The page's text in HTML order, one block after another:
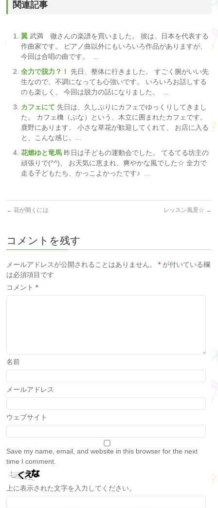
関連記事
翼武満 徹さんの楽譜を買いました。 彼は、日本を代表する
作曲家です。 ピアノ曲以外にもいろいろ作品がありますが、
今回は合唱の曲です。 ...
全力で脱力？！ 先日、整体に行きました。 すごく腕がいい先
生なので、不調になっても心強いです。 いろいろお話しする
のも楽しく、 今回は脱力の話になりました。 ...
カフェにて 先日は、久しぶりにカフェでゆっくりしてきまし
た。 カフェ橅（ぶな）という、木立に囲まれたカフェです。
鹿野にあります。 小さな草花が歓迎してくれて、 お店に入る
と、こんな感じ。...
花燃ゆと竜馬 昨日は子どもの運動会でした。 てるてる坊主の
頑張りで(^^)、 お天気に恵まれ、爽やかな風でした☆ 全力で
走る子どもたち、かっこよかったです♪ ...
← 花が開くには レッスン風景☆ →
コメントを残す
メールアドレスが公開されることはありません。 * が付いている欄
は必須項目です
コメント*
名前
メールアドレス
ウェブサイト
Save my name, email, and website in this browser for the next
time I comment.
上に表示された文字を入力してください。